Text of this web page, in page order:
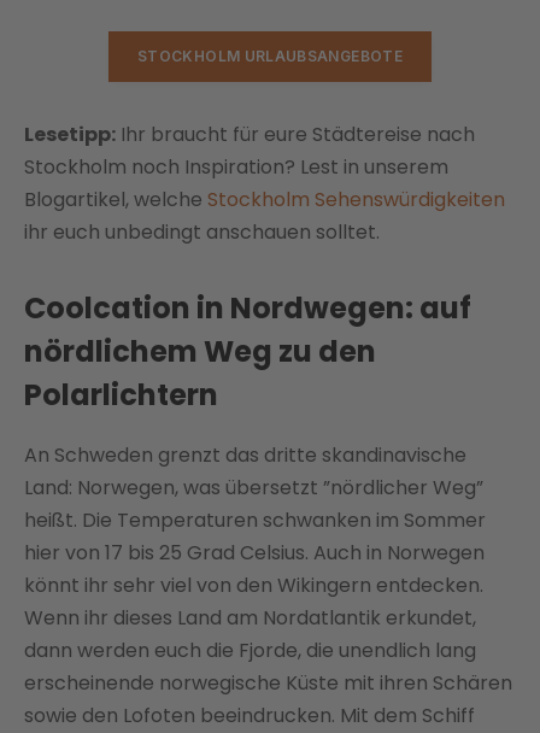
STOCKHOLM URLAUBSANGEBOTE
Lesetipp: Ihr braucht für eure Städtereise nach
Stockholm noch Inspiration? Lest in unserem
Blogartikel, welche Stockholm Sehenswürdigkeiten
ihr euch unbedingt anschauen solltet.
Coolcation in Nordwegen: auf
nördlichem Weg zu den
Polarlichtern
An Schweden grenzt das dritte skandinavische
Land: Norwegen, was übersetzt ”nördlicher Weg”
heißt. Die Temperaturen schwanken im Sommer
hier von 17 bis 25 Grad Celsius. Auch in Norwegen
könnt ihr sehr viel von den Wikingern entdecken.
Wenn ihr dieses Land am Nordatlantik erkundet,
dann werden euch die Fjorde, die unendlich lang
erscheinende norwegische Küste mit ihren Schären
sowie den Lofoten beeindrucken. Mit dem Schiff